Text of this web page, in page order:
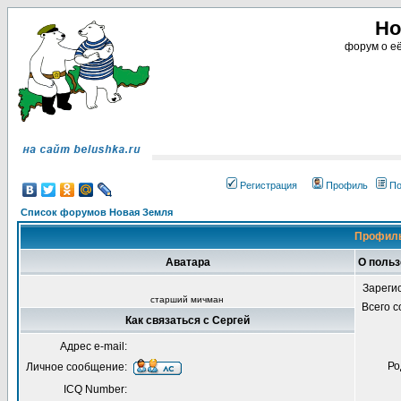
форум о
Регистрация Профиль
Список форумов Новая Земля
Аватара О
старший мичман
Всего
Как связаться с Сергей
Адрес e-mail:
Личное сообщение:
ICQ Number: